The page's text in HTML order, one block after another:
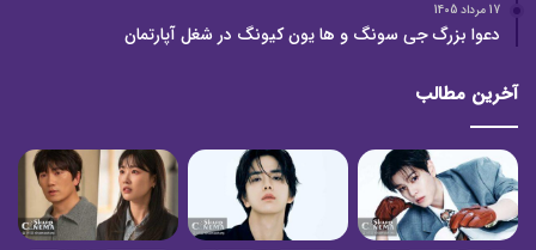
17 مرداد 1405
دعوا بزرگ جی سونگ و ها یون کیونگ در شغل آپارتمان
آخرین مطالب